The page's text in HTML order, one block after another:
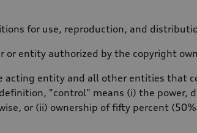
for use, reproduction, and
or entity authorized by the copyright
entity and all other entities that
"control" means (i) the power,
or (ii) ownership of fifty percent